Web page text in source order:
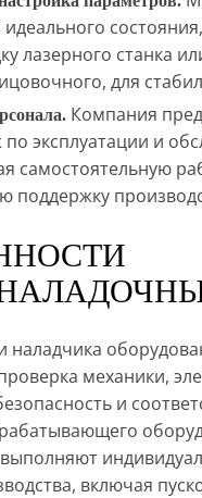
лазерного станка
для
Компания
по эксплуатации и
самостоятельную
поддержку
наладчика
механики,
и
включая